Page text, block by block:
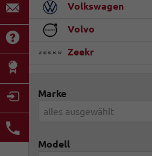
Volkswagen
Volvo
Zeekr
Marke
alles ausgewählt
Modell